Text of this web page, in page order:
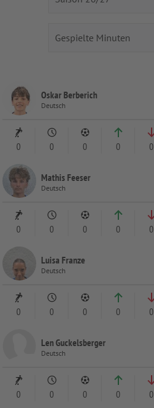
Oskar Berberich
Deutsch
0 0 0 0 0
Mathis Feeser
Deutsch
0 0 0 0 0
Luisa Franze
Deutsch
0 0 0 0 0
Len Guckelsberger
Deutsch
0 0 0 0 0